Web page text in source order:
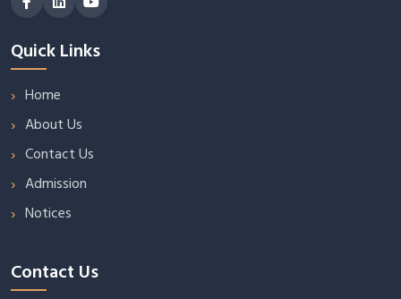
Quick Links
Home
About Us
Contact Us
Admission
Notices
Contact Us